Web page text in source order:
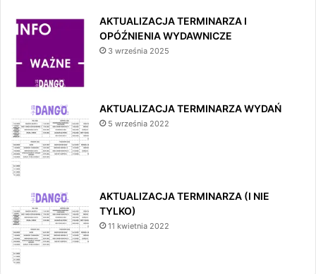
AKTUALIZACJA TERMINARZA I
OPÓŹNIENIA WYDAWNICZE
3 września 2025
AKTUALIZACJA TERMINARZA WYDAŃ
5 września 2022
AKTUALIZACJA TERMINARZA (I NIE
TYLKO)
11 kwietnia 2022